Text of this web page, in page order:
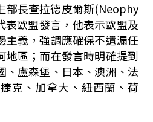
部長查拉德皮爾斯(Neophy
歐盟發言，他表示歐盟及
主義，強調應確保不遺漏任
地區；而在發言時明確提到
、盧森堡、日本、澳洲、法
克、加拿大、紐西蘭、荷